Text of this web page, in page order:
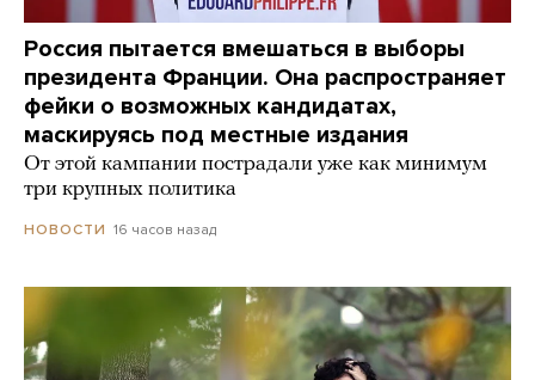
Россия пытается вмешаться в выборы
президента Франции. Она распространяет
фейки о возможных кандидатах,
маскируясь под местные издания
От этой кампании пострадали уже как минимум
три крупных политика
НОВОСТИ 16 часов назад